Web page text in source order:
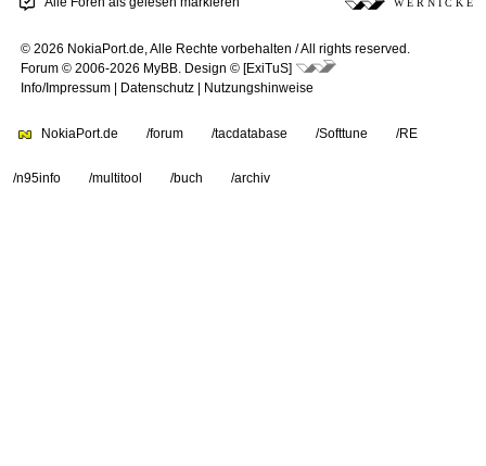
W E R N I C K E
© 2026 NokiaPort.de, Alle Rechte vorbehalten /All rights reserved.
Forum © 2006-2026 MyBB
Design © [ExiTuS]
Info/Impressum
Datenschutz Nutzungshinweise
NokiaPort.de /forum /tacdatabase /Softtune /RE
/n95info /multitool /buch /archiv